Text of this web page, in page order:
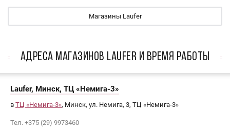
Магазины Laufer
АДРЕСА МАГАЗИНОВ Laufer И ВРЕМЯ РАБОТЫ
Laufer, Минск, ТЦ «Немига-3»
в ТЦ «Немига-3», Минск, ул. Немига, 3, ТЦ «Немига-3»
Тел. +375 (29) 9973460